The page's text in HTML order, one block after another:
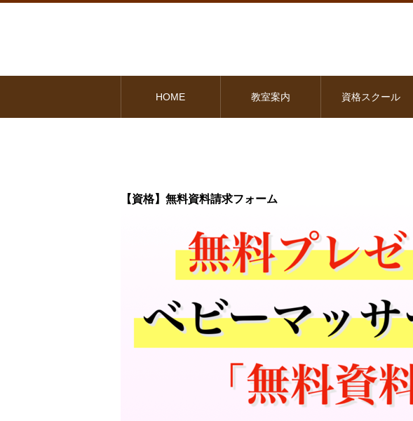
HOME 教室案内 資格スクール
【資格】無料資料請求フォーム